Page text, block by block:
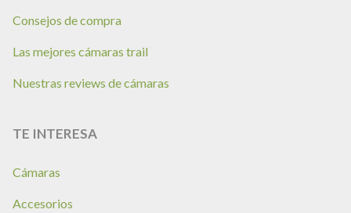
Consejos de compra
Las mejores cámaras trail
Nuestras reviews de cámaras
TE INTERESA
Cámaras
Accesorios